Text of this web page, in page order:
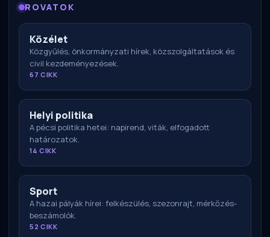
ROVATOK
Közélet
Közgyűlés, önkormányzati hírek, közszolgáltatások és
civil kezdeményezések.
67 CIKK
Helyi politika
A pécsi politika hetei: napirend, viták, elfogadott
határozatok.
14 CIKK
Sport
A hazai pályák hírei: felkészülés, szezonrajt, mérkőzés-
beszámolók.
52 CIKK